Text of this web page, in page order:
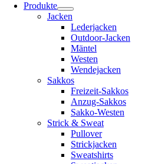
Produkte
Jacken
Lederjacken
Outdoor-Jacken
Mäntel
Westen
Wendejacken
Sakkos
Freizeit-Sakkos
Anzug-Sakkos
Sakko-Westen
Strick & Sweat
Pullover
Strickjacken
Sweatshirts